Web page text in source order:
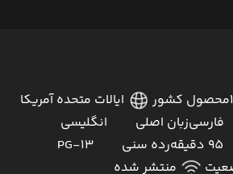
محصول کشور
ایالات متحده آمریکا
فارسیزبان اصلی
انگلیسی
95 دقیقه رده سنی
PG-13
منتشر شده